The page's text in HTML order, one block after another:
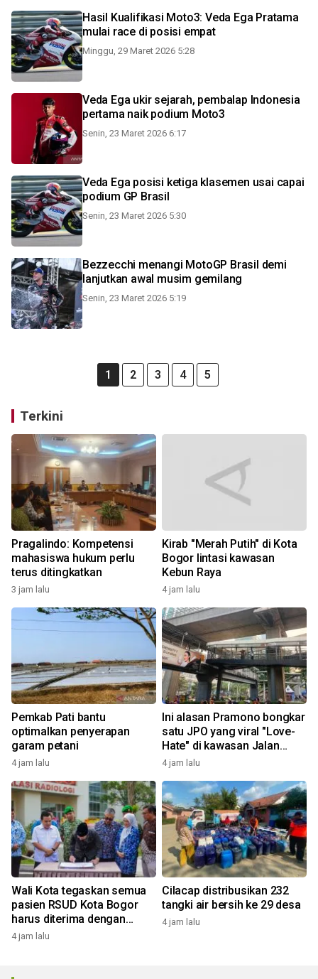
Hasil Kualifikasi Moto3: Veda Ega Pratama
mulai race di posisi empat
Minggu, 29 Maret 2026 5:28
Veda Ega ukir sejarah, pembalap Indonesia
pertama naik podium Moto3
Senin, 23 Maret 2026 6:17
Veda Ega posisi ketiga klasemen usai capai
podium GP Brasil
Senin, 23 Maret 2026 5:30
Bezzecchi menangi MotoGP Brasil demi
lanjutkan awal musim gemilang
Senin, 23 Maret 2026 5:19
1 2 3 4 5
Terkini
Pragalindo: Kompetensi
mahasiswa hukum perlu
terus ditingkatkan
3 jam lalu
Kirab "Merah Putih" di Kota
Bogor lintasi kawasan
Kebun Raya
4 jam lalu
Pemkab Pati bantu
optimalkan penyerapan
garam petani
4 jam lalu
Ini alasan Pramono bongkar
satu JPO yang viral "Love-
Hate" di kawasan Jalan
Rasuna Said
4 jam lalu
Wali Kota tegaskan semua
pasien RSUD Kota Bogor
harus diterima dengan
profesional
4 jam lalu
Cilacap distribusikan 232
tangki air bersih ke 29 desa
4 jam lalu